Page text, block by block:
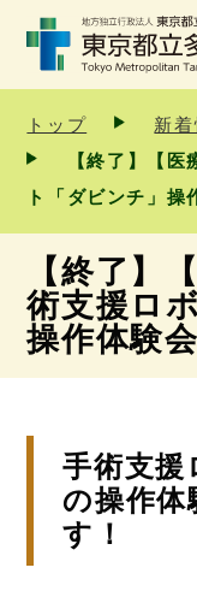
トップ 新着
【終了】【
ト「ダビンチ」操
【終了】
術支援ロ
操作体験
手術支援
の操作体
す！